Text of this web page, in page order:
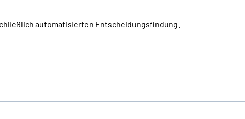
automatisierten Entscheidungs­findung.